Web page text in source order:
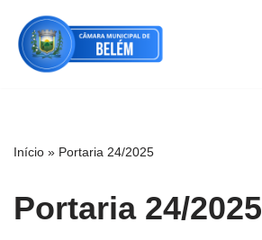
Pular
para
Início » Portaria 24/2025
Portaria 24/2025